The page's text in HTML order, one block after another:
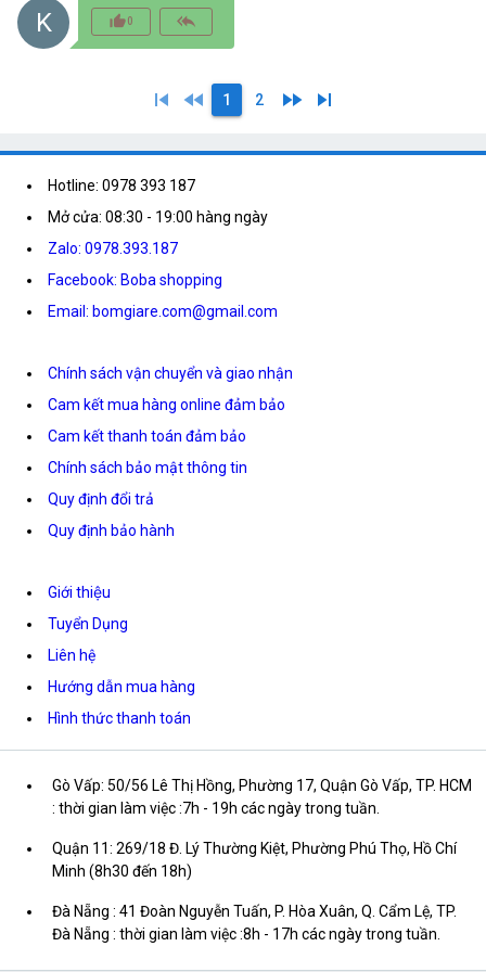
K thumb_up_alt0 reply_all
skip_previous fast_rewind 1 2 fast_forward skip_next
Hotline: 0978 393 187
Mở cửa: 08:30 - 19:00 hàng ngày
Zalo: 0978.393.187
Facebook: Boba shopping
Email: bomgiare.com@gmail.com
Chính sách vận chuyển và giao nhận
Cam kết mua hàng online đảm bảo
Cam kết thanh toán đảm bảo
Chính sách bảo mật thông tin
Quy định đổi trả
Quy định bảo hành
Giới thiệu
Tuyển Dụng
Liên hệ
Hướng dẫn mua hàng
Hình thức thanh toán
Gò Vấp: 50/56 Lê Thị Hồng, Phường 17, Quận Gò Vấp, TP. HCM
: thời gian làm việc :7h - 19h các ngày trong tuần.
Quận 11: 269/18 Đ. Lý Thường Kiệt, Phường Phú Thọ, Hồ Chí
Minh (8h30 đến 18h)
Đà Nẵng : 41 Đoàn Nguyễn Tuấn, P. Hòa Xuân, Q. Cẩm Lệ, TP.
Đà Nẵng : thời gian làm việc :8h - 17h các ngày trong tuần.